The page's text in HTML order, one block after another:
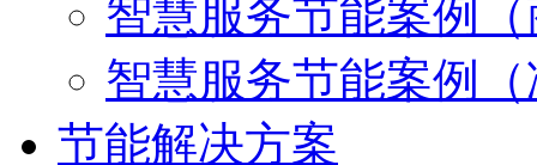
智慧服务节能案例
智慧服务节能案例
节能解决方案